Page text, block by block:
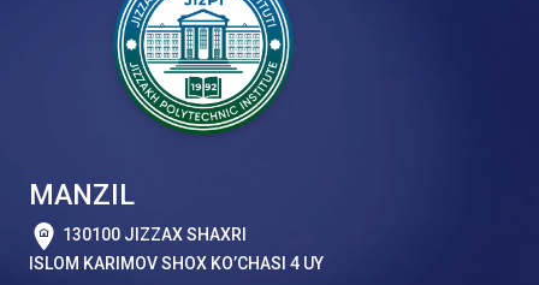
MANZIL
130100 JIZZAX SHAXRI
ISLOM KARIMOV SHOX KO’CHASI 4 UY